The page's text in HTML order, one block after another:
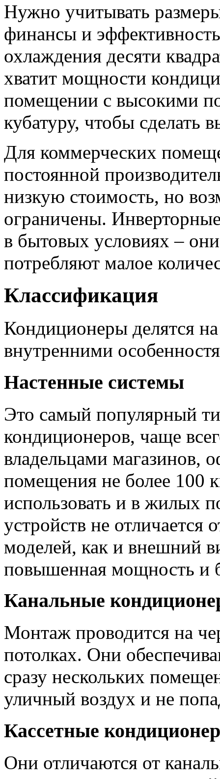
Нужно учитывать
финансы и
охлаждения десяти
хватит мощности
помещении с высокими
кубатуру, чтобы сделать
Для коммерческих
постоянной
низкую стоимость, но
ограничены.
в бытовых условиях –
потребляют малое
Классификация
Кондиционеры делятся
внутренними
Настенные системы
Это самый популярный
кондиционеров, чаще
владельцами магазинов,
помещения не более 100
использовать и в жилых
устройств не отличается
моделей, как и внешний
повышенная мощность и
Канальные
Монтаж проводится на
потолках. Они
сразу нескольких
уличный воздух и не
Кассетные
Они отличаются от